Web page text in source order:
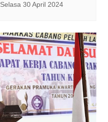
Selasa 30 April 2024